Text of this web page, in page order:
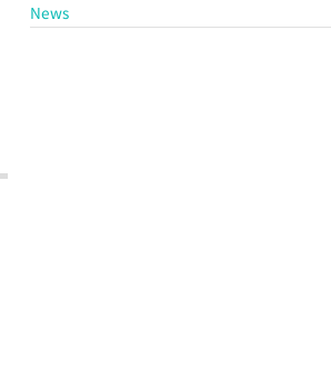
News